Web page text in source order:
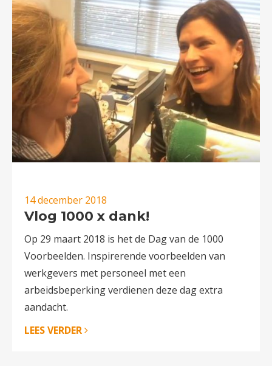
14 december 2018
Vlog 1000 x dank!
Op 29 maart 2018 is het de Dag van de 1000
Voorbeelden. Inspirerende voorbeelden van
werkgevers met personeel met een
arbeidsbeperking verdienen deze dag extra
aandacht.
LEES VERDER